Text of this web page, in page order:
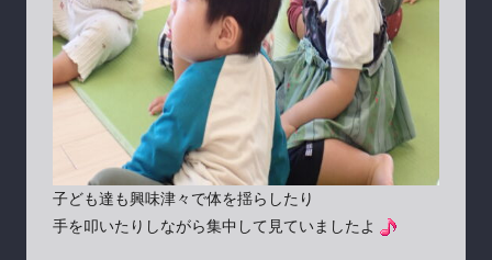
子ども達も興味津々で体を揺らしたり
手を叩いたりしながら集中して見ていましたよ